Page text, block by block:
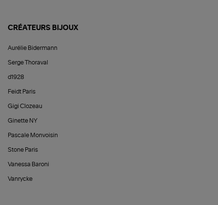
CRÉATEURS BIJOUX
Aurélie Bidermann
Serge Thoraval
d1928
Feidt Paris
Gigi Clozeau
Ginette NY
Pascale Monvoisin
Stone Paris
Vanessa Baroni
Vanrycke